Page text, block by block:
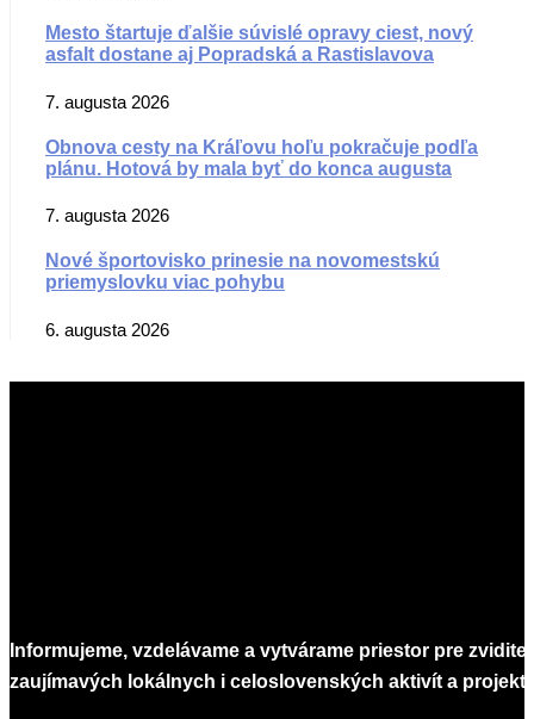
Mesto štartuje ďalšie súvislé opravy ciest, nový
asfalt dostane aj Popradská a Rastislavova
7. augusta 2026
Obnova cesty na Kráľovu hoľu pokračuje podľa
plánu. Hotová by mala byť do konca augusta
7. augusta 2026
Nové športovisko prinesie na novomestskú
priemyslovku viac pohybu
6. augusta 2026
Informujeme, vzdelávame a vytvárame priestor pre
zaujímavých lokálnych i celoslovenských aktivít a